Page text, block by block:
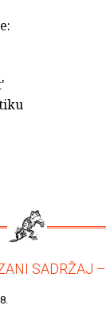
SADRŽAJ –